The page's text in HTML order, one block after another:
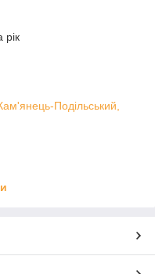
рік
Подільський,